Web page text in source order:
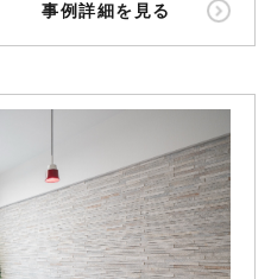
事例詳細を見る